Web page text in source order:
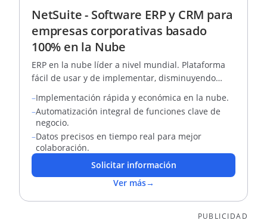
NetSuite - Software ERP y CRM para
empresas corporativas basado
100% en la Nube
ERP en la nube líder a nivel mundial. Plataforma
fácil de usar y de implementar, disminuyendo
y de rápida implementación
–Implementación rápida y económica en la nube.
–Automatización integral de funciones clave de
negocio.
–Datos precisos en tiempo real para mejor
colaboración.
Solicitar información
Ver más→
PUBLICIDAD